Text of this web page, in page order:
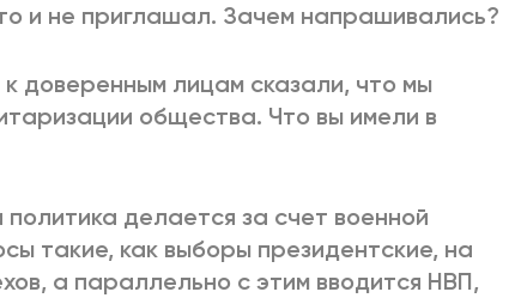
и не приглашал. Зачем напрашивались?
доверенным лицам сказали, что мы
общества. Что вы имели в
политика делается за счет военной
такие, как выборы президентские, на
а параллельно с этим вводится НВП,